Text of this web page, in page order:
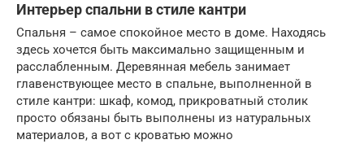
Интерьер спальни в стиле кантри
Спальня – самое спокойное место в доме. Находясь
здесь хочется быть максимально защищенным и
расслабленным. Деревянная мебель занимает
главенствующее место в спальне, выполненной в
стиле кантри: шкаф, комод, прикроватный столик
просто обязаны быть выполнены из натуральных
материалов, а вот с кроватью можно